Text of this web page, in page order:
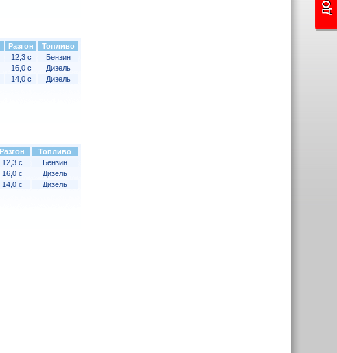
Разгон
Топливо
12,3 с
Бензин
16,0 с
Дизель
14,0 с Дизель
Разгон
Топливо
12,3 с
Бензин
16,0 с
Дизель
14,0 с Дизель